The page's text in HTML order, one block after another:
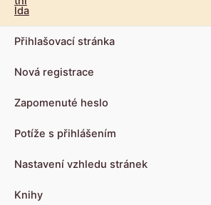
Přihlašovací stránka
Nová registrace
Zapomenuté heslo
Potíže s přihlášením
Nastavení vzhledu stránek
Knihy